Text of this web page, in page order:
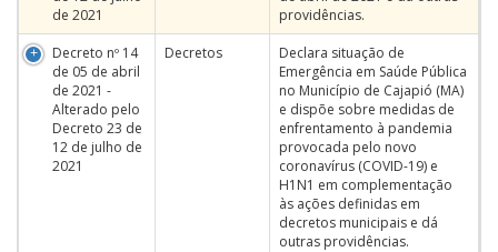
de 2021
providências.
Decreto nº 14
de 05 de abril
de 2021 -
Alterado pelo
Decreto 23 de
12 de julho de
2021
Decretos
Declara situação de
Emergência em Saúde Pública
no Município de Cajapió (MA)
e dispõe sobre medidas de
enfrentamento à pandemia
provocada pelo novo
coronavírus (COVID-19) e
H1N1 em complementação
às ações definidas em
decretos municipais e dá
outras providências.